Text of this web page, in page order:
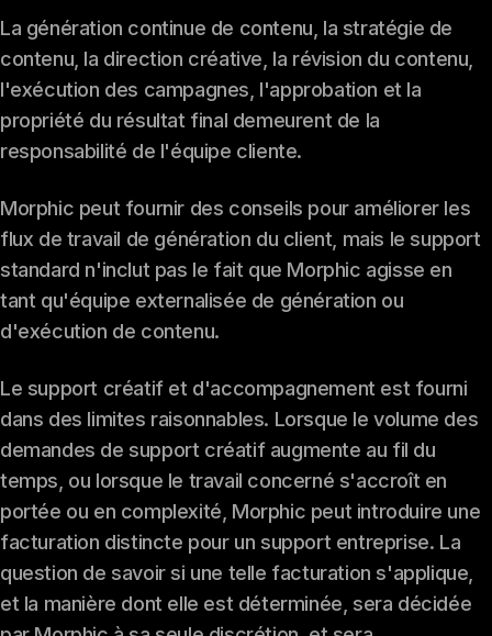
La génération continue de contenu, la stratégie de
contenu, la direction créative, la révision du contenu,
l'exécution des campagnes, l'approbation et la
propriété du résultat final demeurent de la
responsabilité de l'équipe cliente.
Morphic peut fournir des conseils pour améliorer les
flux de travail de génération du client, mais le support
standard n'inclut pas le fait que Morphic agisse en
tant qu'équipe externalisée de génération ou
d'exécution de contenu.
Le support créatif et d'accompagnement est fourni
dans des limites raisonnables. Lorsque le volume des
demandes de support créatif augmente au fil du
temps, ou lorsque le travail concerné s'accroît en
portée ou en complexité, Morphic peut introduire une
facturation distincte pour un support entreprise. La
question de savoir si une telle facturation s'applique,
et la manière dont elle est déterminée, sera décidée